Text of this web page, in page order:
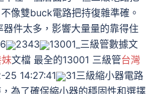
像雙buck電路把持復雜準確。
件太多，影響大量量的靠得住
2343
13001_三級管數據文
文檔 最全的13001 三級管台灣
25 14:27:41
31三級縮小器電路
為了確保縮小器的穩固性和選擇